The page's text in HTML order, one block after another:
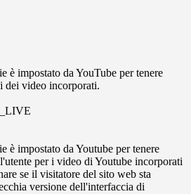
è impostato da YouTube per tenere
dei video incorporati.
è impostato da Youtube per tenere
per i video di Youtube incorporati
se il visitatore del sito web sta
versione dell'interfaccia di